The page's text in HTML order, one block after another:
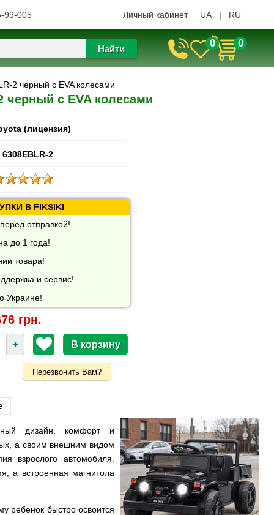
99-005 Личный кабинет UA | RU
Найти 0 0
2 черный с EVA колесами
черный с EVA колесами
(лицензия)
6308EBLR-2
В FIKSIKI
отправкой!
до 1 года!
товара!
и сервис!
Украине!
грн.
+
Перезвонить Вам?
дизайн, комфорт и
а своим внешним видом
взрослого автомобиля.
а встроенная магнитола
ребенок быстро освоится